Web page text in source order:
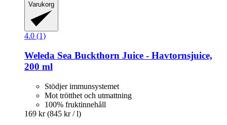
Varukorg
4.0 (1)
Weleda Sea Buckthorn Juice -​ Havtornsjuice,
200 ml
Stödjer immunsystemet
Mot trötthet och utmattning
100% fruktinnehåll
169 kr (845 kr / l)